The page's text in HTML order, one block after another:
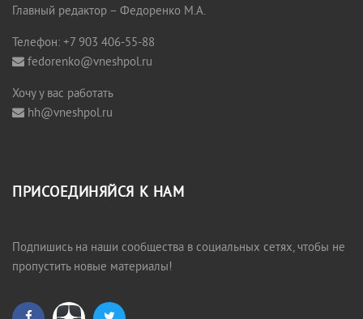
Главный редактор – Федоренко М.А.
Телефон: +7 903 406-55-88
fedorenko@vneshpol.ru
Хочу у вас работать
hh@vneshpol.ru
ПРИСОЕДИНЯЙСЯ К НАМ
Подпишись на наши сообщества в социальных сетях, чтобы не
пропустить новые материалы!